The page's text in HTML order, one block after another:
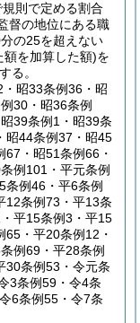
則で定める割合
督の地位にある職
の25を超えない
を加算した額)を
る。
昭33条例36・昭
30・昭36条例
39条例1・昭39条
昭44条例37・昭45
・昭51条例66・
例101・平元条例
例46・平6条例
12条例73・平13条
平15条例3・平15
・平20条例12・
例69・平28条例
30条例53・令元条
3条例59・令4条
6条例55・令7条